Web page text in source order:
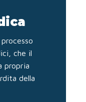
che il
propria
della